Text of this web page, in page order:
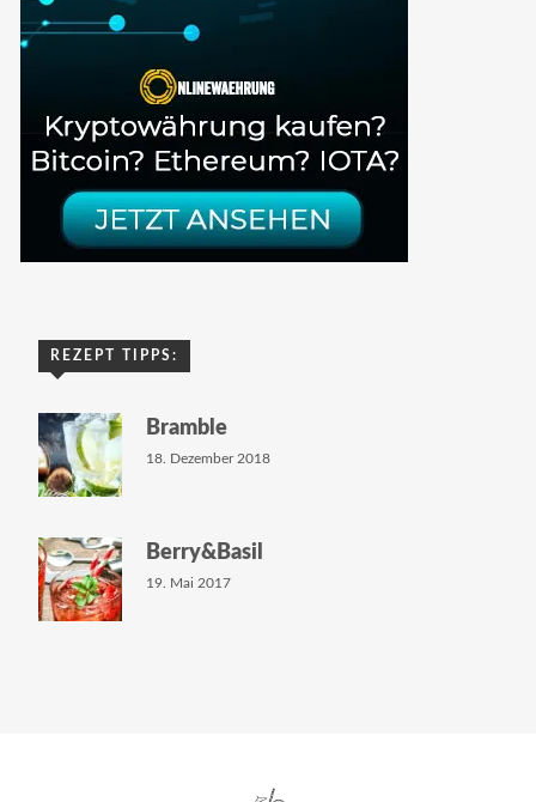
REZEPT TIPPS:
Bramble
18. Dezember 2018
Berry&Basil
19. Mai 2017